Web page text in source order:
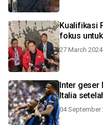
Kualifikasi
fokus
27 March
Inter geser
Italia
04 September